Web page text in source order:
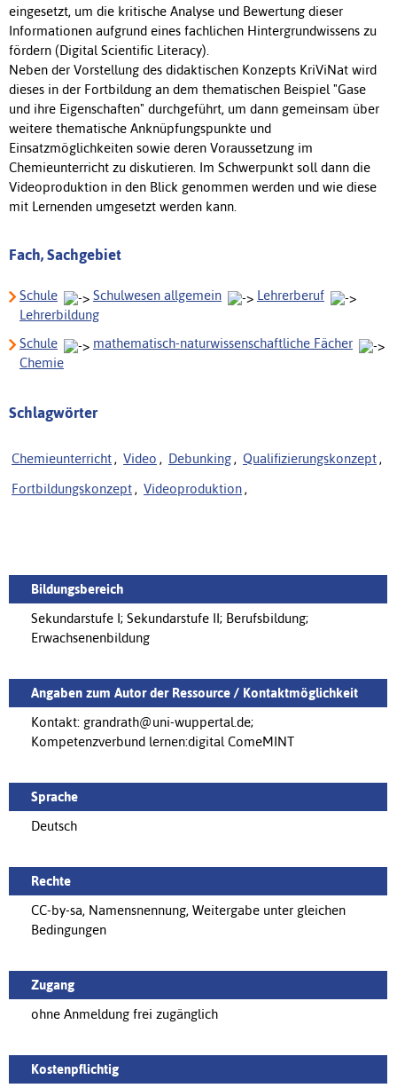
eingesetzt, um die kritische Analyse und Bewertung dieser
Informationen aufgrund eines fachlichen Hintergrundwissens zu
fördern (Digital Scientific Literacy).
Neben der Vorstellung des didaktischen Konzepts KriViNat wird
dieses in der Fortbildung an dem thematischen Beispiel "Gase
und ihre Eigenschaften" durchgeführt, um dann gemeinsam über
weitere thematische Anknüpfungspunkte und
Einsatzmöglichkeiten sowie deren Voraussetzung im
Chemieunterricht zu diskutieren. Im Schwerpunkt soll dann die
Videoproduktion in den Blick genommen werden und wie diese
mit Lernenden umgesetzt werden kann.
Fach, Sachgebiet
Schule Schulwesen allgemein
Lehrerberuf
Lehrerbildung
Schule
mathematisch-naturwissenschaftliche Fächer
Chemie
Schlagwörter
Chemieunterricht , Video , Debunking , Qualifizierungskonzept ,
Fortbildungskonzept , Videoproduktion ,
Bildungsbereich
Sekundarstufe I; Sekundarstufe II; Berufsbildung;
Erwachsenenbildung
Angaben zum Autor der Ressource / Kontaktmöglichkeit
Kontakt: grandrath@uni-wuppertal.de;
Kompetenzverbund lernen:digital ComeMINT
Sprache
Deutsch
Rechte
CC-by-sa, Namensnennung, Weitergabe unter gleichen
Bedingungen
Zugang
ohne Anmeldung frei zugänglich
Kostenpflichtig